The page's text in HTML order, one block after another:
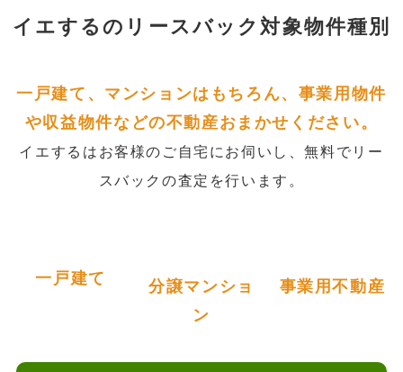
イエするの リースバック対象物件種別
一戸建て、マンションはもちろん、事業用物件
や収益物件などの不動産おまかせください。
イエするはお客様のご自宅にお伺いし、無料でリー
スバックの査定を行います。
一戸建て
分譲マンショ
ン
事業用不動産